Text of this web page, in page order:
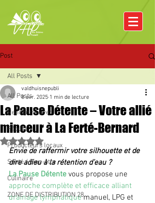
Post
All Posts
Rencontre avec
Pâques
Producteurs locaux
Santé / Bien-être
Culinaire
ZONE DE DISTRIBUTION 28
All Posts
La Pause Détente – Votre allié
minceur à La Ferté-Bernard
valdhuisnepubli
8 avr. 2025 1 min de lecture
Noté NaN étoiles sur 5.
Envie de raffermir votre silhouette et de
dire adieu à la rétention d’eau ?
La Pause Détente vous propose une
approche complète et efficace alliant
drainage lymphatique manuel, LPG et